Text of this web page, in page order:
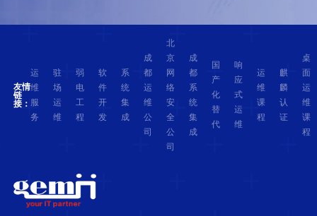
友情
链
接：
运
维
服
务
驻
场
运
维
弱
电
工
程
软
件
开
发
系
统
集
成
成
都
运
维
公
司
北
京
网
络
安
全
公
司
成
都
系
统
集
成
国
产
化
替
代
响
应
式
运
维
运
维
课
程
麒
麟
认
证
桌
面
运
维
课
程